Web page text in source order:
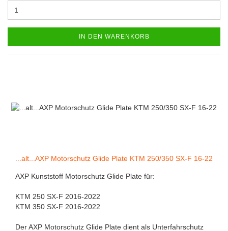
IN DEN WARENKORB
...alt...AXP Motorschutz Glide Plate KTM 250/350 SX-F 16-22
AXP Kunststoff Motorschutz Glide Plate für:
KTM 250 SX-F 2016-2022
KTM 350 SX-F 2016-2022
Der AXP Motorschutz Glide Plate dient als Unterfahrschutz